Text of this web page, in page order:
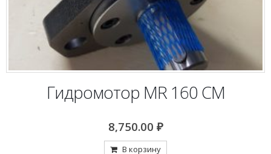
Гидромотор MR 160 CM
8,750.00 ₽
В корзину